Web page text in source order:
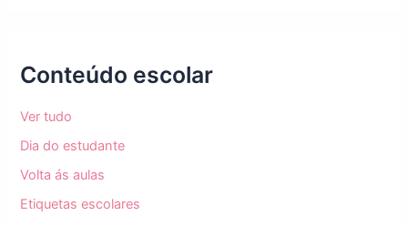
Conteúdo escolar
Ver tudo
Dia do estudante
Volta ás aulas
Etiquetas escolares